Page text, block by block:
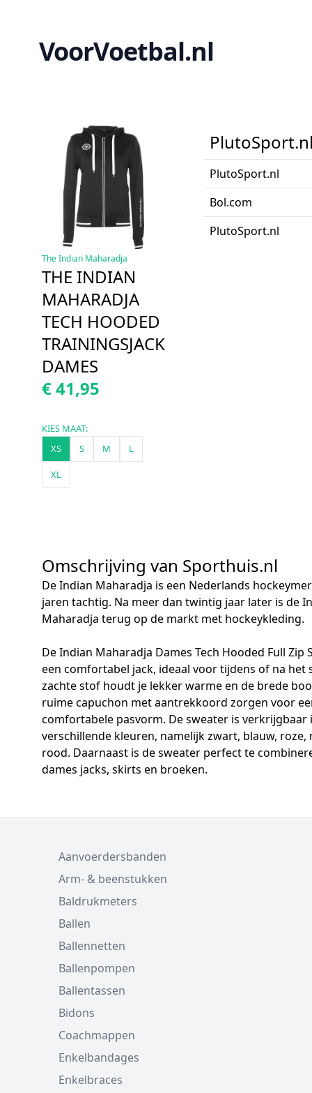
VoorVoetbal.nl
The Indian Maharadja
THE INDIAN
MAHARADJA
TECH HOODED
TRAININGSJACK
DAMES
€ 41,95
KIES MAAT:
XS
S M L
XL
PlutoSport.nl
Bol.com
PlutoSport.nl
Omschrijving van Sporthuis.nl
De Indian Maharadja is een Nederlands
jaren tachtig. Na meer dan twintig jaar later is de
Maharadja terug op de markt met hockeykleding.
De Indian Maharadja Dames Tech Hooded Full Zip
een comfortabel jack, ideaal voor tijdens of na het
zachte stof houdt je lekker warme en de brede
ruime capuchon met aantrekkoord zorgen voor
comfortabele pasvorm. De sweater is verkrijgbaar
verschillende kleuren, namelijk zwart, blauw, roze,
rood. Daarnaast is de sweater perfect te
dames jacks, skirts en broeken.
Aanvoerdersbanden
Arm- & beenstukken
Baldrukmeters
Ballen
Ballennetten
Ballenpompen
Ballentassen
Bidons
Coachmappen
Enkelbandages
Enkelbraces